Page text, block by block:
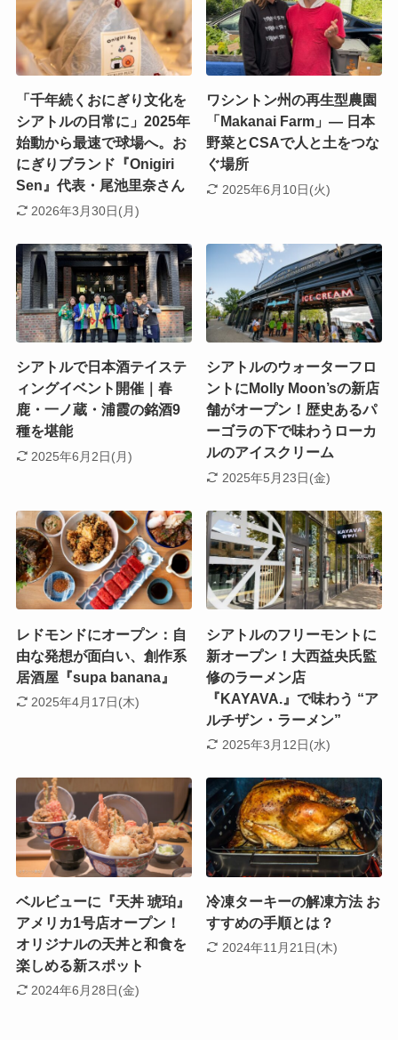
「千年続くおにぎり文化を
シアトルの日常に」2025年
始動から最速で球場へ。お
にぎりブランド『Onigiri
Sen』代表・尾池里奈さん
2026年3月30日(月)
ワシントン州の再生型農園
「Makanai Farm」― 日本
野菜とCSAで人と土をつな
ぐ場所
2025年6月10日(火)
シアトルで日本酒テイステ
ィングイベント開催｜春
鹿・一ノ蔵・浦霞の銘酒9
種を堪能
2025年6月2日(月)
シアトルのウォーターフロ
ントにMolly Moon’sの新店
舗がオープン！歴史あるパ
ーゴラの下で味わうローカ
ルのアイスクリーム
2025年5月23日(金)
レドモンドにオープン：自
由な発想が面白い、創作系
居酒屋『supa banana』
2025年4月17日(木)
シアトルのフリーモントに
新オープン！大西益央氏監
修のラーメン店
『KAYAVA.』で味わう “ア
ルチザン・ラーメン”
2025年3月12日(水)
ベルビューに『天丼 琥珀』
アメリカ1号店オープン！
オリジナルの天丼と和食を
楽しめる新スポット
2024年6月28日(金)
冷凍ターキーの解凍方法 お
すすめの手順とは？
2024年11月21日(木)